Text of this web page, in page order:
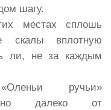
шагу.
местах сплошь
скалы вплотную
ли, не за каждым
ручьи»
далеко от